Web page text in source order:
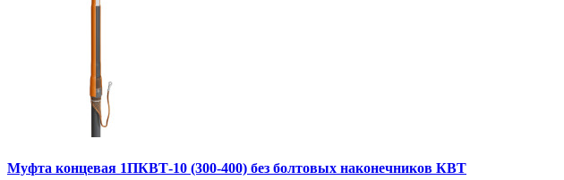
Муфта концевая 1ПКВТ-10 (300-400) без болтовых наконечников КВТ